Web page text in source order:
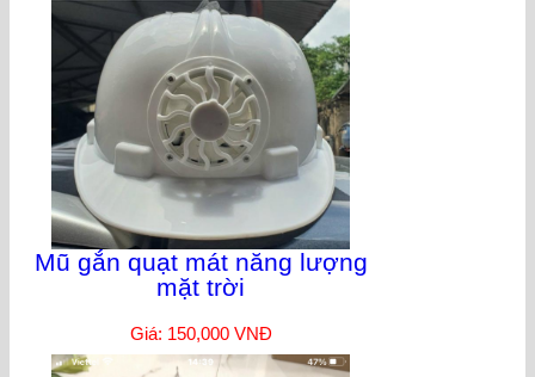
Mũ gắn quạt mát năng lượng
mặt trời
Giá: 150,000 VNĐ